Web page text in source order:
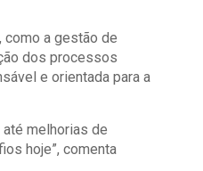
a gestão de
dos processos
e orientada para a
melhorias de
hoje”, comenta